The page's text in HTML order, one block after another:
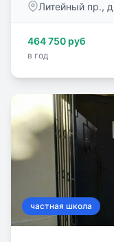
городском
Галины
Чиховской
Литейный пр.,
464 750 руб
в год
частная школа